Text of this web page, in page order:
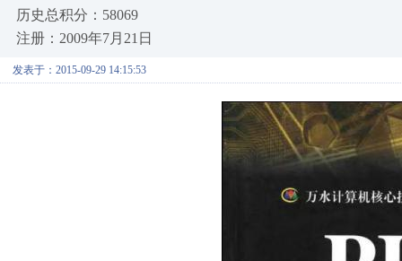
历史总积分：58069
注册：2009年7月21日
发表于：2015-09-29 14:15:53